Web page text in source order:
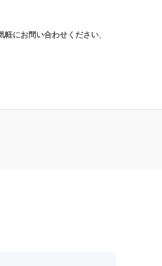
軽にお問い合わせください。